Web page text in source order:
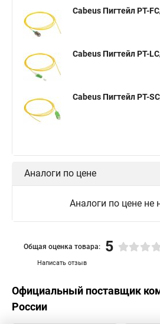
Cabeus Пигтейл PT-
Cabeus Пигтейл PT-
Cabeus Пигтейл PT-
Аналоги по цене
Аналоги по цене не
Написать отзыв
Общая оценка товара: 5
Официальный поставщик
России